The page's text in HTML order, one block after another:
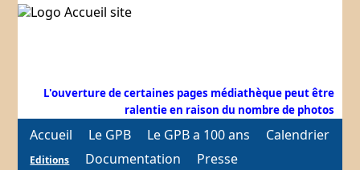
L'ouverture de certaines pages médiathèque peut être
ralentie en raison du nombre de photos
Accueil Le GPB Le GPB a 100 ans Calendrier
Editions Documentation
Presse